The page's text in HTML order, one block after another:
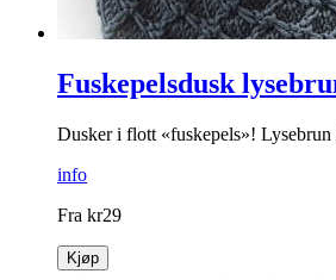
Fuskepelsdusk
Dusker i flott «fuskepels»!
info
Fra kr29
Kjøp